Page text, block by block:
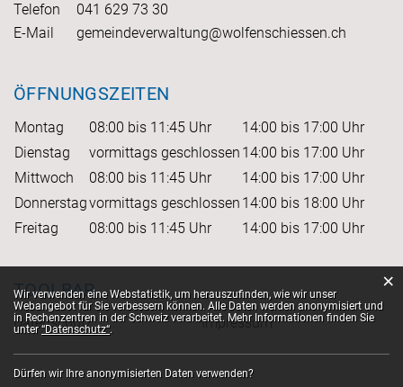
Telefon
041 629 73 30
E-Mail
gemeindeverwaltung@wolfenschiessen.ch
ÖFFNUNGSZEITEN
Montag 08:00 bis 11:45 Uhr
14:00 bis 17:00 Uhr
Dienstag
vormittags geschlossen 14:00 bis 17:00 Uhr
Mittwoch
08:00 bis 11:45 Uhr
14:00 bis 17:00 Uhr
Donnerstagvormittags geschlossen 14:00 bis 18:00 Uhr
Freitag
08:00 bis 11:45 Uhr 14:00 bis 17:00 Uhr
TOOLBAR
Datenschutz Impressum
Webstatistik
Wir verwenden eine Webstatistik, um herauszufinden, wie wir unser
Webangebot für Sie verbessern können. Alle Daten werden anonymisiert und
in Rechenzentren in der Schweiz verarbeitet. Mehr Informationen finden Sie
unter“Datenschutz“.
Dürfen wir Ihre anonymisierten Daten verwenden?
×